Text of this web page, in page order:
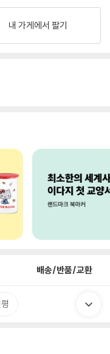
내 가게에서 팔기
배송/반품/교환